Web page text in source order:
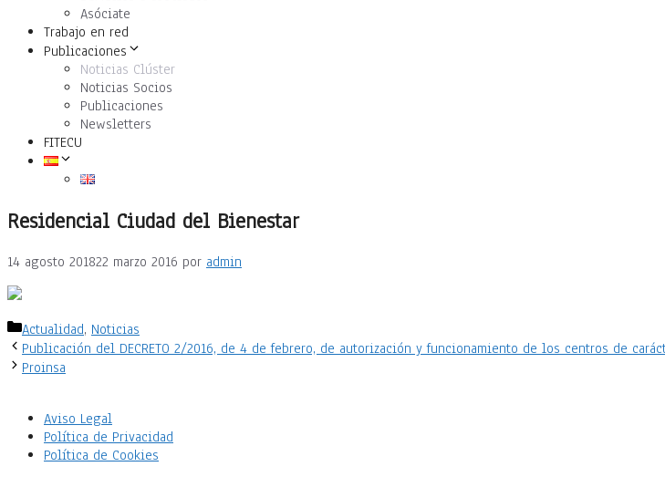
Asóciate
Trabajo en red
Publicaciones
Noticias Clúster
Noticias Socios
Publicaciones
Newsletters
FITECU
Residencial Ciudad del Bienestar
14 agosto 201822 marzo 2016 por admin
Categorías
Actualidad, Noticias
Publicación del DECRETO 2/2016, de 4 de febrero, de autorización y funcionamiento de los centros de
Proinsa
Aviso Legal
Política de Privacidad
Política de Cookies